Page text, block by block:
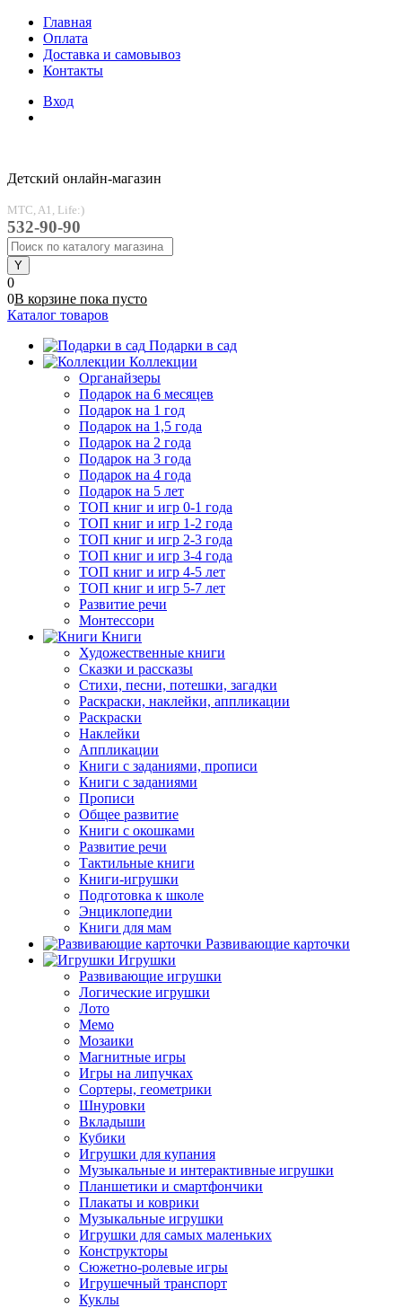
Главная
Оплата
Доставка и самовывоз
Контакты
Вход
Детский онлайн-магазин
MTC, A1, Life:)
532-90-90
0
0В корзине пока пусто
Каталог товаров
Подарки в сад
Коллекции
Органайзеры
Подарок на 6 месяцев
Подарок на 1 год
Подарок на 1,5 года
Подарок на 2 года
Подарок на 3 года
Подарок на 4 года
Подарок на 5 лет
ТОП книг и игр 0-1 года
ТОП книг и игр 1-2 года
ТОП книг и игр 2-3 года
ТОП книг и игр 3-4 года
ТОП книг и игр 4-5 лет
ТОП книг и игр 5-7 лет
Развитие речи
Монтессори
Книги
Художественные книги
Сказки и рассказы
Стихи, песни, потешки, загадки
Раскраски, наклейки, аппликации
Раскраски
Наклейки
Аппликации
Книги с заданиями, прописи
Книги с заданиями
Прописи
Общее развитие
Книги с окошками
Развитие речи
Тактильные книги
Книги-игрушки
Подготовка к школе
Энциклопедии
Книги для мам
Развивающие карточки
Игрушки
Развивающие игрушки
Логические игрушки
Лото
Мемо
Мозаики
Магнитные игры
Игры на липучках
Сортеры, геометрики
Шнуровки
Вкладыши
Кубики
Игрушки для купания
Музыкальные и интерактивные игрушки
Планшетики и смартфончики
Плакаты и коврики
Музыкальные игрушки
Игрушки для самых маленьких
Конструкторы
Сюжетно-ролевые игры
Игрушечный транспорт
Куклы